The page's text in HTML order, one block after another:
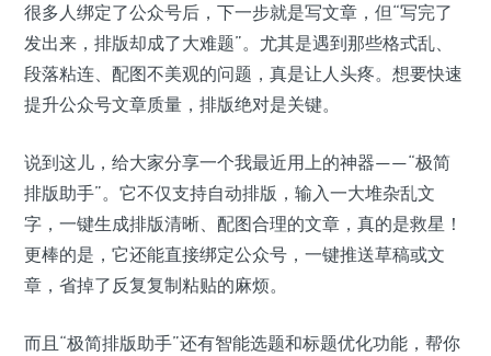
很多人绑定了公众号后，下一步就是写文章，但“写完了
发出来，排版却成了大难题”。尤其是遇到那些格式乱、
段落粘连、配图不美观的问题，真是让人头疼。想要快速
提升公众号文章质量，排版绝对是关键。
说到这儿，给大家分享一个我最近用上的神器——“极简
排版助手”。它不仅支持自动排版，输入一大堆杂乱文
字，一键生成排版清晰、配图合理的文章，真的是救星！
更棒的是，它还能直接绑定公众号，一键推送草稿或文
章，省掉了反复复制粘贴的麻烦。
而且“极简排版助手”还有智能选题和标题优化功能，帮你